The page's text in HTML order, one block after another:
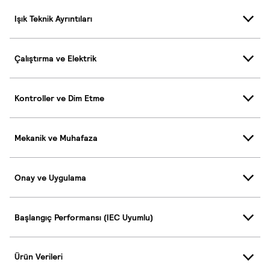
Işık Teknik Ayrıntıları
Çalıştırma ve Elektrik
Kontroller ve Dim Etme
Mekanik ve Muhafaza
Onay ve Uygulama
Başlangıç Performansı (IEC Uyumlu)
Ürün Verileri